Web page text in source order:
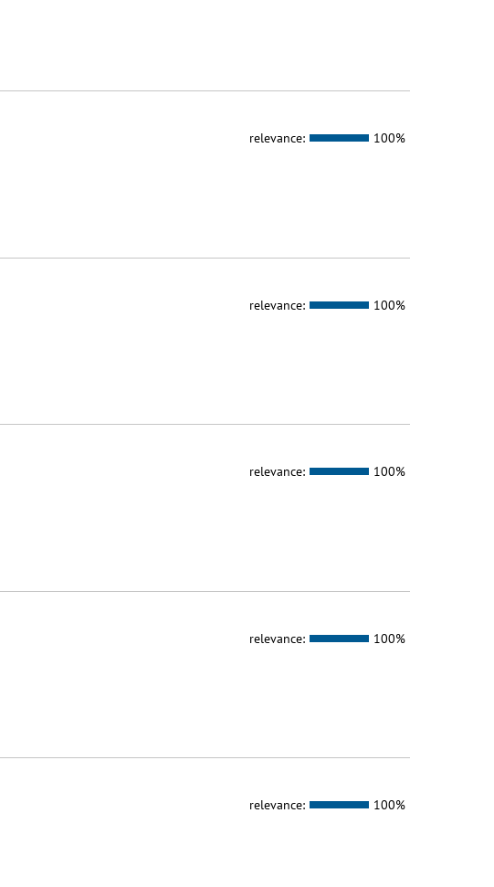
relevance: 100%
relevance: 100%
relevance: 100%
relevance: 100%
relevance: 100%